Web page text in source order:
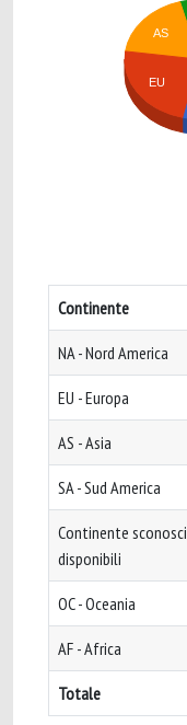
AS
EU
Continente
NA - Nord America
EU - Europa
AS - Asia
SA - Sud America
Continente
disponibili
OC - Oceania
AF - Africa
Totale